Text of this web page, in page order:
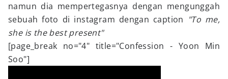
namun dia mempertegasnya dengan mengunggah
sebuah foto di instagram dengan caption "To me,
she is the best present"
[page_break no="4" title="Confession - Yoon Min
Soo"]